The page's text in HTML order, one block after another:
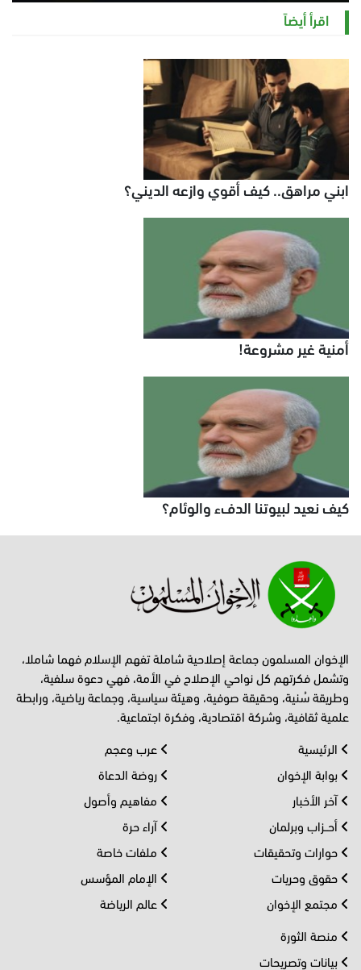
السبت 8 أغسطس 2026 11:21 ص
اقرأ أيضاً
ابني مراهق.. كيف أقوي وازعه الديني؟
أمنية غير مشروعة!
كيف‭ ‬نعيد‭ ‬لبيوتنا‭ ‬الدفء‭ ‬والوئام؟
الإخوان المسلمون جماعة إصلاحية شاملة تفهم الإسلام فهما شاملا،
وتشمل فكرتهم كل نواحي الإصلاح في الأمة، فهي دعوة سلفية،
وطريقة سُنية، وحقيقة صوفية، وهيئة سياسية، وجماعة رياضية، ورابطة
علمية ثقافية، وشركة اقتصادية، وفكرة اجتماعية.
الرئيسية
بوابة الإخوان
آخر الأخبار
أحــزاب وبرلمان
حوارات وتحقيقات
حقوق وحريات
مجتمع الإخوان
عرب وعجم
روضة الدعاة
مفاهيم وأصول
آراء حرة
ملفات خاصة
الإمام المؤسس
عالم الرياضة
منصة الثورة
بيانات وتصريحات